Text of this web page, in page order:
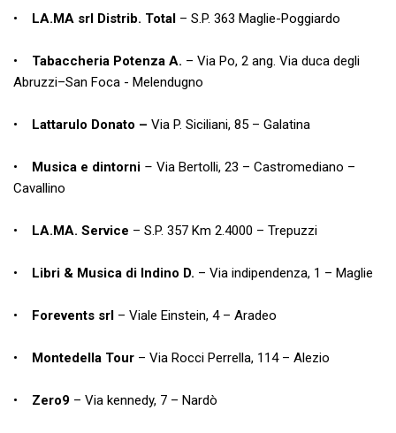
• LA.MA srl Distrib. Total – S.P. 363 Maglie-Poggiardo
• Tabaccheria Potenza A. – Via Po, 2 ang. Via duca degli
Abruzzi–San Foca - Melendugno
• Lattarulo Donato – Via P. Siciliani, 85 – Galatina
• Musica e dintorni – Via Bertolli, 23 – Castromediano –
Cavallino
• LA.MA. Service – S.P. 357 Km 2.4000 – Trepuzzi
• Libri & Musica di Indino D. – Via indipendenza, 1 – Maglie
• Forevents srl – Viale Einstein, 4 – Aradeo
• Montedella Tour – Via Rocci Perrella, 114 – Alezio
• Zero9 – Via kennedy, 7 – Nardò